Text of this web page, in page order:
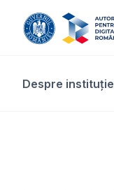
Despre instituție